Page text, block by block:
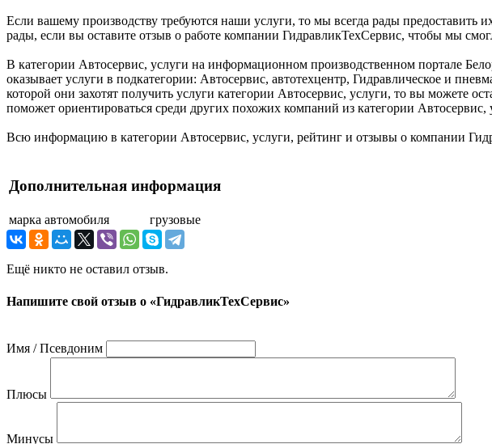
Если вашему производству требуются наши услуги, то мы всегда рады
рады, если вы оставите отзыв о работе компании ГидравликТехСервис, чтобы мы
В категории Автосервис, услуги на информационном производственном портале
оказывает услуги в подкатегории: Автосервис, автотехцентр, Гидравлическое и
которой они захотят получить услуги категории Автосервис, услуги, то вы можете
поможет ориентироваться среди других похожих компаний из категории Автосервис,
Всю информацию в категории Автосервис, услуги, рейтинг и отзывы о компании
Дополнительная информация
марка автомобиля грузовые
Ещё никто не оставил отзыв.
Напишите свой отзыв о «ГидравликТехСервис»
Имя / Псевдоним
Плюсы
Минусы